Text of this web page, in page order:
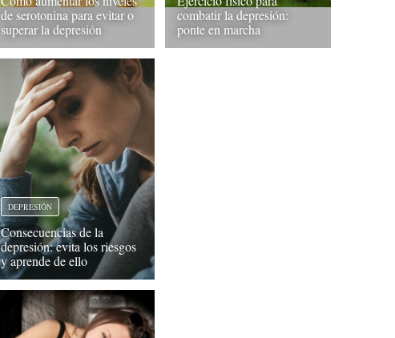
de serotonina para evitar o
superar la depresión
combatir la depresión:
ponte en marcha
DEPRESIÓN
Consecuencias de la
depresión: evita los riesgos
y aprende de ello